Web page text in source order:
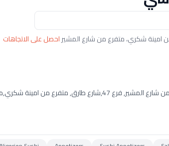
احصل على الاتجاهات